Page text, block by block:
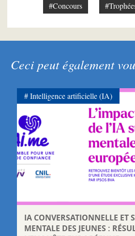
#Concours
Ceci peut également
IA CONVERSATIONNELLE ET
MENTALE DES JEUNES :
Intelligence artificielle (IA)